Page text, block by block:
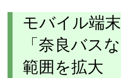
モバイル端
「奈良バス
範囲を拡大